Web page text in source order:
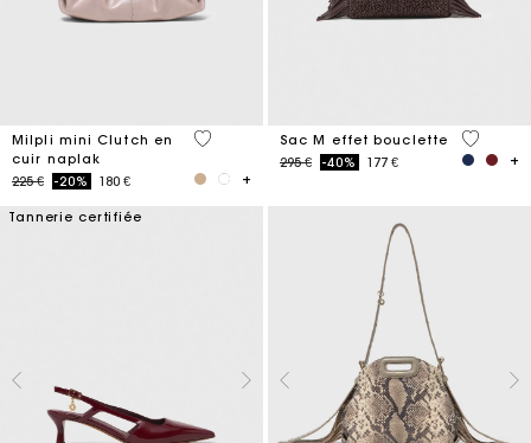
Milpli mini Clutch en
cuir naplak
Price reduced from
225 €to-20% 180 €
4,6 out of 5 Customer Rating
Sac M effet bouclette
Price reduced from
295 €to-40% 177 €
4,1 out
Tannerie certifiée